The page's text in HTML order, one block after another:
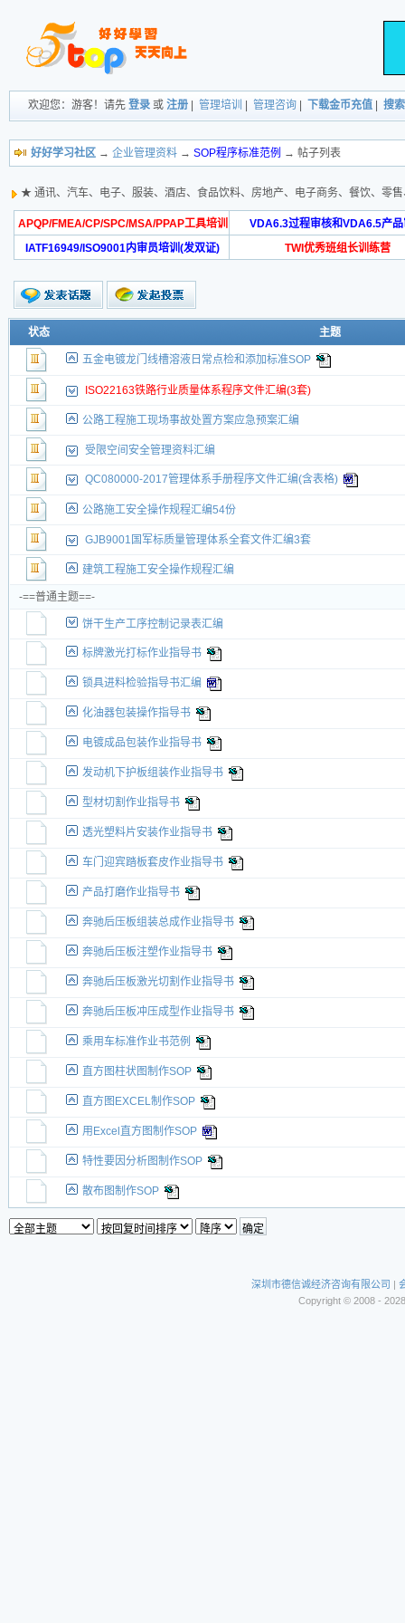
欢迎您：游客！请先 登录 或 注册 管理培训 管理咨询 下载金币充值 搜索
好好学习社区 → 企业管理资料 → SOP程序标准范例 → 帖子列表
★ 通讯、汽车、电子、服装、酒店、食品饮料、房地产、电子商务、餐饮、零
APQP/FMEA/CP/SPC/MSA/PPAP工具培训
VDA6.3过程审核和VDA6.5产品
IATF16949/ISO9001内审员培训(发双证)
TWI优秀班组长训练营
状态 主题
五金电镀龙门线槽溶液日常点检和添加标准SOP
ISO22163铁路行业质量体系程序文件汇编(3套)
公路工程施工现场事故处置方案应急预案汇编
受限空间安全管理资料汇编
QC080000-2017管理体系手册程序文件汇编(含表格)
公路施工安全操作规程汇编54份
GJB9001国军标质量管理体系全套文件汇编3套
建筑工程施工安全操作规程汇编
-==普通主题==-
饼干生产工序控制记录表汇编
标牌激光打标作业指导书
锁具进料检验指导书汇编
化油器包装操作指导书
电镀成品包装作业指导书
发动机下护板组装作业指导书
型材切割作业指导书
透光塑料片安装作业指导书
车门迎宾踏板套皮作业指导书
产品打磨作业指导书
奔驰后压板组装总成作业指导书
奔驰后压板注塑作业指导书
奔驰后压板激光切割作业指导书
奔驰后压板冲压成型作业指导书
乘用车标准作业书范例
直方图柱状图制作SOP
直方图EXCEL制作SOP
用Excel直方图制作SOP
特性要因分析图制作SOP
散布图制作SOP
深圳市德信诚经济咨询有限公司 |
Copyright © 2008 -